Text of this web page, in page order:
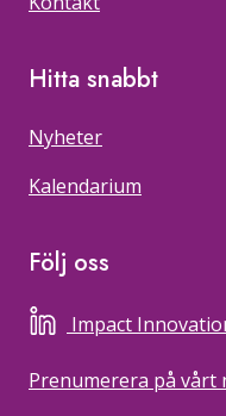
Hitta snabbt
Nyheter
Kalendarium
Följ oss
Impact
Prenumerera på vårt